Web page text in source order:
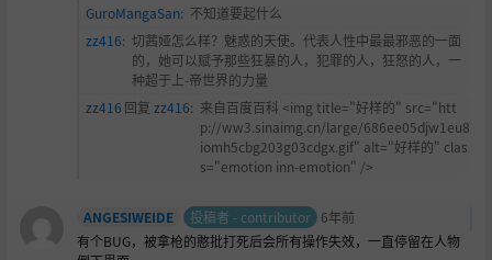
GuroMangaSan: 不知道要起什么
zz416: 切茜娅怎么样？魅惑的天使。代表人性中最最邪恶的一面
的，她可以赋予那些狂暴的人，犯罪的人，狂怒的人，一
种超于上-帝世界的力量
zz416 回复 zz416: 来自百度百科 <img title="好样的" src="htt
p://ww3.sinaimg.cn/large/686ee05djw1eu8
iomh5cbg203g03cdgx.gif" alt="好样的" clas
s="emotion inn-emotion" />
ANGESIWEIDE 投稿者 - contributor 6年前
有个BUG，被拿枪的憨批打死后会所有操作失效，一直停留在人物